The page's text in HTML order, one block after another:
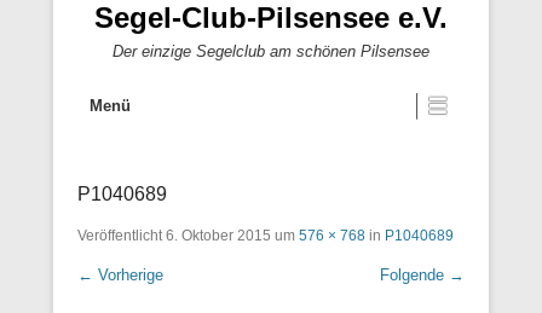
Segel-Club-Pilsensee e.V.
Der einzige Segelclub am schönen Pilsensee
Menü
P1040689
Veröffentlicht6. Oktober 2015 um 576 × 768 in P1040689
← Vorherige Folgende →